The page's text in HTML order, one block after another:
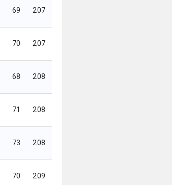
69 207
70 207
68 208
71 208
73 208
70 209